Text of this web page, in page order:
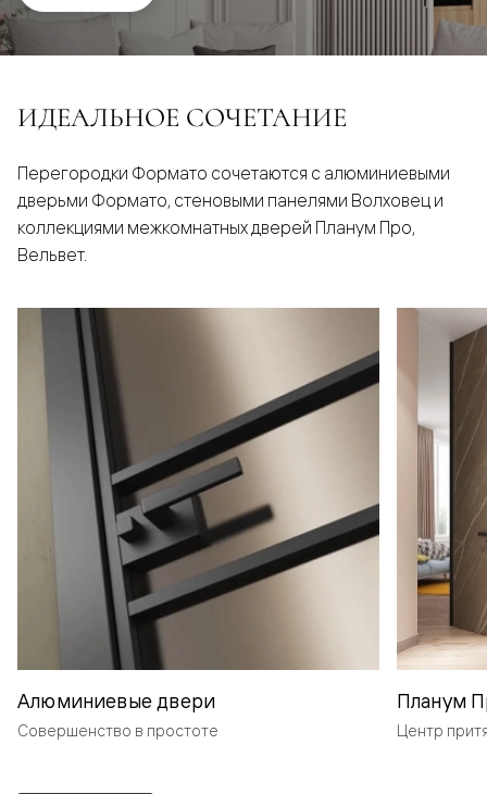
ИДЕАЛЬНОЕ СОЧЕТАНИЕ
Перегородки Формато сочетаются с алюминиевыми
дверьми Формато, стеновыми панелями Волховец и
коллекциями межкомнатных дверей Планум Про,
Вельвет.
Алюминиевые двери
Совершенство в простоте
Планум
Центр